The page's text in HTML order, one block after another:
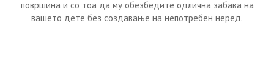
површина и со тоа да му обезбедите одлична забава на
вашето дете без создавање на непотребен неред.